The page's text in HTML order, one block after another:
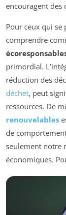
encouragent des
Pour ceux qui se
comprendre
primordial.
réduction des
déchet, peut
ressources. De
renouvelables
de
seulement notre
économiques.